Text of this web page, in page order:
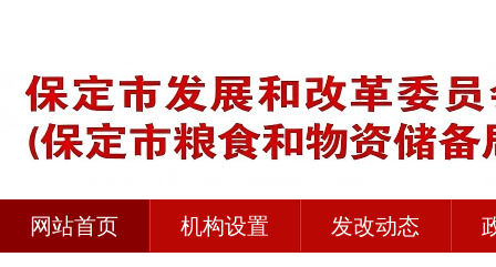
网站首页 机构设置 发改动态